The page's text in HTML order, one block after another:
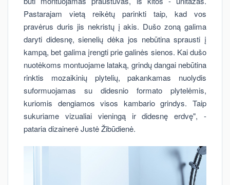
Pastarajam vietą reikėtų parinkti taip, kad vos
pravėrus duris jis nekristų į akis. Dušo zoną galima
daryti didesnę, sienelių dėka jos nebūtina sprausti į
kampą, bet galima įrengti prie galinės sienos. Kai dušo
nuotėkoms montuojame lataką, grindų dangai nebūtina
rinktis mozaikinių plytelių, pakankamas nuolydis
suformuojamas su didesnio formato plytelėmis,
kuriomis dengiamos visos kambario grindys. Taip
sukuriame vizualiai vieningą ir didesnę erdvę", -
pataria dizainerė Justė Žibūdienė.